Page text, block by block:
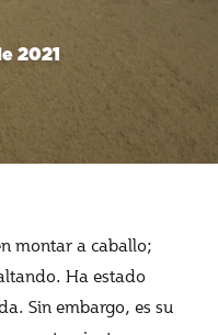
2021
montar a caballo;
Ha estado
Sin embargo, es su